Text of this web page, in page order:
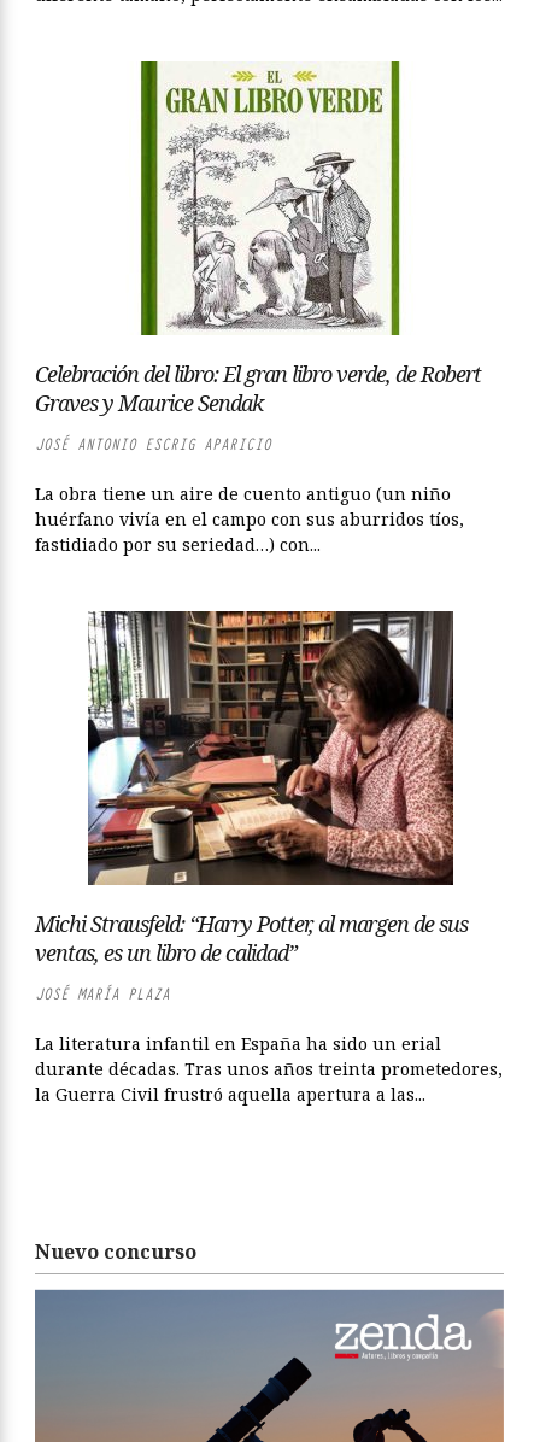
Celebración del libro: El gran libro verde, de Robert
Graves y Maurice Sendak
JOSÉ ANTONIO ESCRIG APARICIO
La obra tiene un aire de cuento antiguo (un niño
huérfano vivía en el campo con sus aburridos tíos,
fastidiado por su seriedad…) con...
Michi Strausfeld: “Harry Potter, al margen de sus
ventas, es un libro de calidad”
JOSÉ MARÍA PLAZA
La literatura infantil en España ha sido un erial
durante décadas. Tras unos años treinta prometedores,
la Guerra Civil frustró aquella apertura a las...
Nuevo concurso